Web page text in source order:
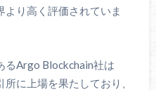
より高く評価されていま
るArgo Blockchain社は
に上場を果たしており、